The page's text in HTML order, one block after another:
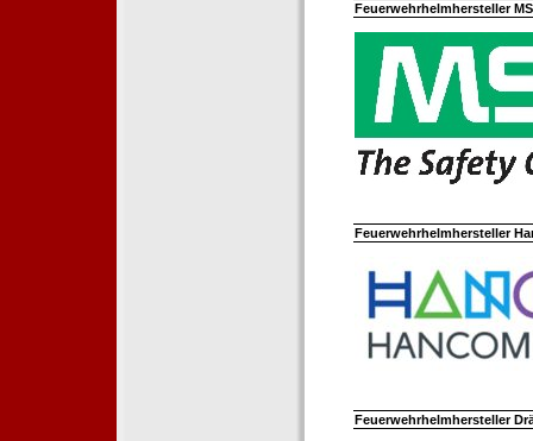
Feuerwehrhelmhersteller
Feuerwehrhelmhersteller
Feuerwehrhelmhersteller